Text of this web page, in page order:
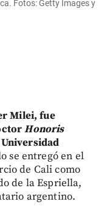
Fotos: Getty Images y
Milei, fue
Honoris
se entregó en el
de Cali como
de la Espriella,
argentino.